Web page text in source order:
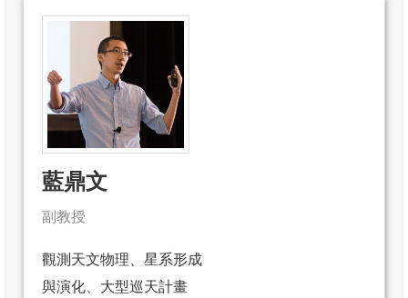
藍鼎文
副教授
觀測天文物理、星系形成
與演化、大型巡天計畫